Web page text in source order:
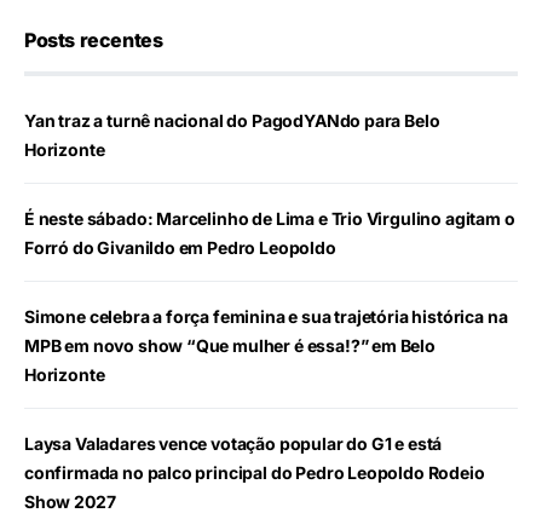
Posts recentes
Yan traz a turnê nacional do PagodYANdo para Belo
Horizonte
É neste sábado: Marcelinho de Lima e Trio Virgulino agitam o
Forró do Givanildo em Pedro Leopoldo
Simone celebra a força feminina e sua trajetória histórica na
MPB em novo show “Que mulher é essa!?” em Belo
Horizonte
Laysa Valadares vence votação popular do G1 e está
confirmada no palco principal do Pedro Leopoldo Rodeio
Show 2027